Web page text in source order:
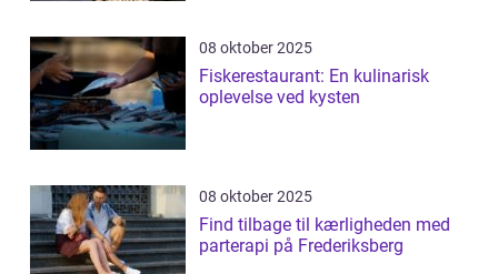
08 oktober 2025
Fiskerestaurant: En kulinarisk
oplevelse ved kysten
08 oktober 2025
Find tilbage til kærligheden med
parterapi på Frederiksberg